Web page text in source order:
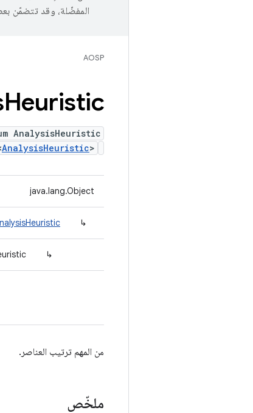
المفضّلة، وقد تتضمّن
AOSP
Heuristic
AnalysisHeuristic
AnalysisHeuristic>
java.lang.Object
↳
↳
من المهم ترتيب العناصر.
ملخّص